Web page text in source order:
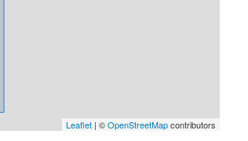
Leaflet | ©OpenStreetMapcontributors